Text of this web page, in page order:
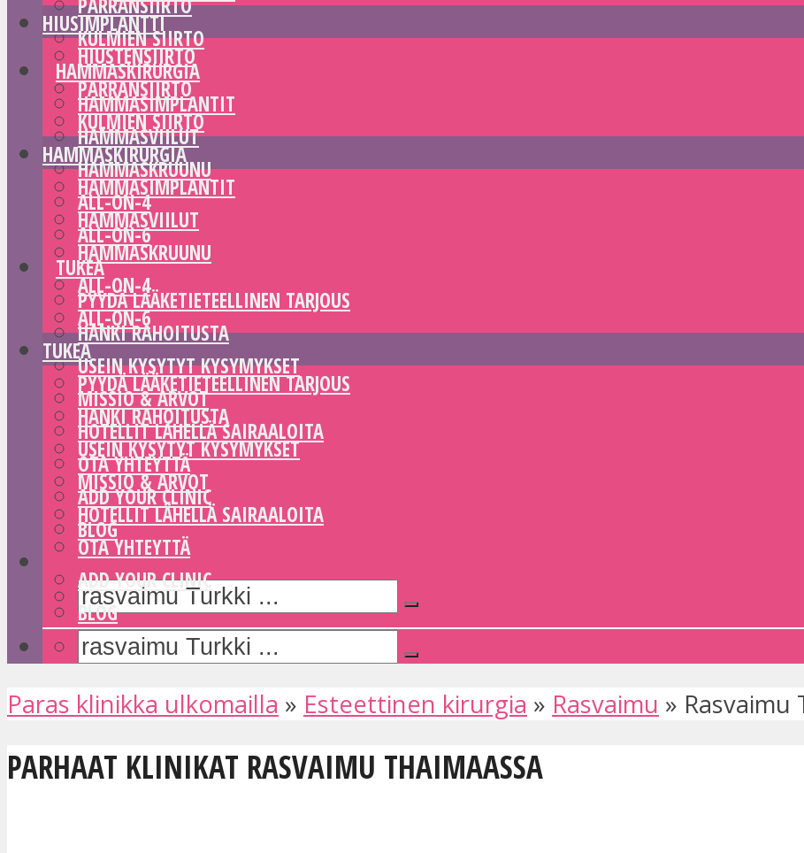
PARRANSIIRTO
KULMIEN SIIRTO
HAMMASKIRURGIA
HAMMASIMPLANTIT
HAMMASVIILUT
HAMMASKRUUNU
ALL-ON-4
ALL-ON-6
TUKEA
PYYDÄ LÄÄKETIETEELLINEN TARJOUS
HANKI RAHOITUSTA
USEIN KYSYTYT KYSYMYKSET
MISSIO & ARVOT
HOTELLIT LÄHELLÄ SAIRAALOITA
OTA YHTEYTTÄ
ADD YOUR CLINIC
BLOG
HIUSIMPLANTTI
HIUSTENSIIRTO
PARRANSIIRTO
KULMIEN SIIRTO
HAMMASKIRURGIA
HAMMASIMPLANTIT
HAMMASVIILUT
HAMMASKRUUNU
ALL-ON-4
ALL-ON-6
TUKEA
PYYDÄ LÄÄKETIETEELLINEN TARJOUS
HANKI RAHOITUSTA
USEIN KYSYTYT KYSYMYKSET
MISSIO & ARVOT
HOTELLIT LÄHELLÄ SAIRAALOITA
OTA YHTEYTTÄ
ADD YOUR CLINIC
BLOG
Paras klinikka ulkomailla » Esteettinen kirurgia » Rasvaimu » Rasvaimu
PARHAAT KLINIKAT RASVAIMU THAIMAASSA